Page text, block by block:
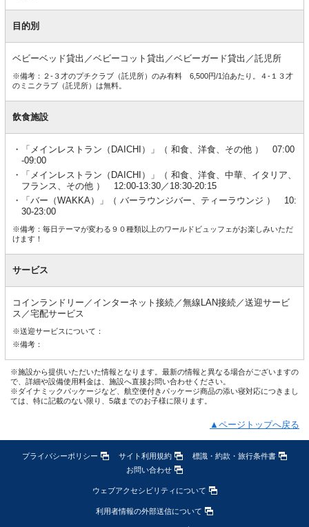
目的別
ベビーベッド貸出／ベビーコット貸出／ベビーガード貸出／託児所
※備考：２-３才のプチクラブ（託児所）のみ有料 6,500円/1泊あたり。４-１３才
のミニクラブ（託児所）は無料。
飲食施設
「メインレストラン（DAICHI）」（ 和食、洋食、その他 ） 07:00
-09:00
「メインレストラン（DAICHI）」（ 和食、洋食、中華、イタリア、
フランス、その他 ） 12:00-13:30／18:30-20:15
「バー（WAKKA）」（ バーラウンジバー、ティーラウンジ ） 10:
30-23:00
※備考：毎日テーマが変わる９０種類以上のワールドビュッフェがお楽しみいただ
けます！
サービス
コインランドリー／インターネット接続／無線LAN接続／送迎サービ
ス／宅配サービス
※送迎サービスについて：
※備考：
※施設から提供いただいた情報となります。最新の情報と異なる場合がございますの
で、詳細や設備使用料金は、施設へ直接お問い合わせください。
※ダイナミックパッケージなど、航空便付きパッケージ商品の添い寝対応につきまし
ては、特に記載のない限り、5歳までのお子様に限ります。
▲ページトップへ戻る
プライバシーポリシー サイト利用規約
標識・約款・旅行条件書
お問い合わせ
ウェブアクセシビリティについて
利用者情報の外部送信について